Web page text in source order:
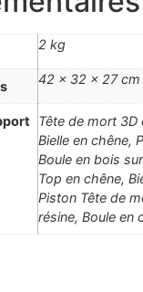
2 kg
42 × 32 × 27 cm
Tête de mort 3D
Bielle en chêne,
Boule en bois
Top en chêne,
Piston Tête de
résine, Boule en